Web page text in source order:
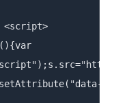
<script>